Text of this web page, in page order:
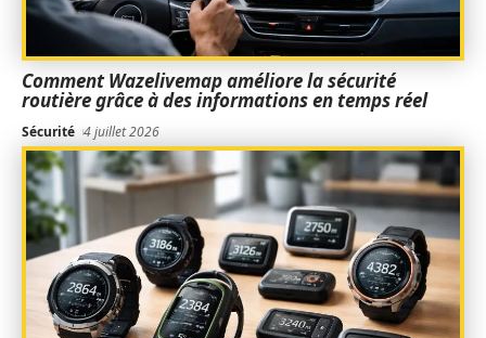
Comment Wazelivemap améliore la sécurité
routière grâce à des informations en temps réel
Sécurité 4 juillet 2026